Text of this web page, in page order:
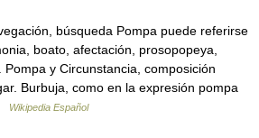
búsqueda Pompa puede referirse
boato, afectación, prosopopeya,
y Circunstancia, composición
Burbuja, como en la expresión pompa
Wikipedia Español